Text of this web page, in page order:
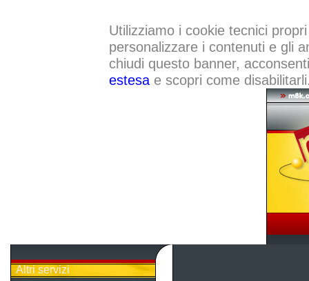
Utilizziamo i cookie tecnici
personalizzare i contenuti e gli
chiudi questo banner,
estesae scopri come
Altri servizi